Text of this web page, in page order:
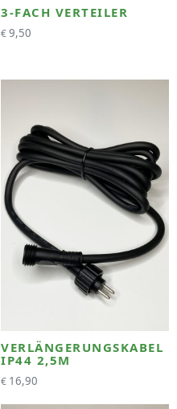
3-FACH VERTEILER
€9,50
VERLÄNGERUNGSKABEL
IP44 2,5M
€ 16,90